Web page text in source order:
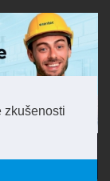
zkušenosti